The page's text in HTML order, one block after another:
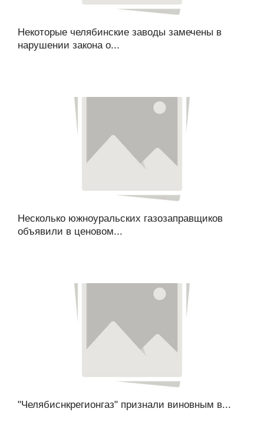
Некоторые челябинские заводы замечены в
нарушении закона о...
Несколько южноуральских газозаправщиков
объявили в ценовом...
"Челябиснкрегионгаз" признали виновным в...